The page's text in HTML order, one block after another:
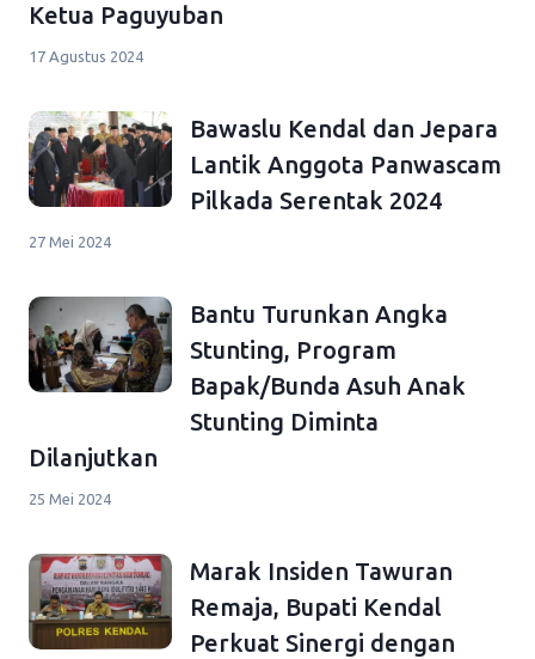
Ketua Paguyuban
17 Agustus 2024
Bawaslu Kendal dan Jepara
Lantik Anggota Panwascam
Pilkada Serentak 2024
27 Mei 2024
Bantu Turunkan Angka
Stunting, Program
Bapak/Bunda Asuh Anak
Stunting Diminta
Dilanjutkan
25 Mei 2024
Marak Insiden Tawuran
Remaja, Bupati Kendal
Perkuat Sinergi dengan